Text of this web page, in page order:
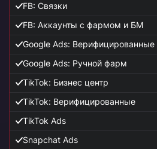
FB: Связки
FB: Аккаунты с фармом и БМ
Google Ads: Верифицированные
Google Ads: Ручной фарм
TikTok: Бизнес центр
TikTok: Верифицированные
TikTok Ads
Snapchat Ads